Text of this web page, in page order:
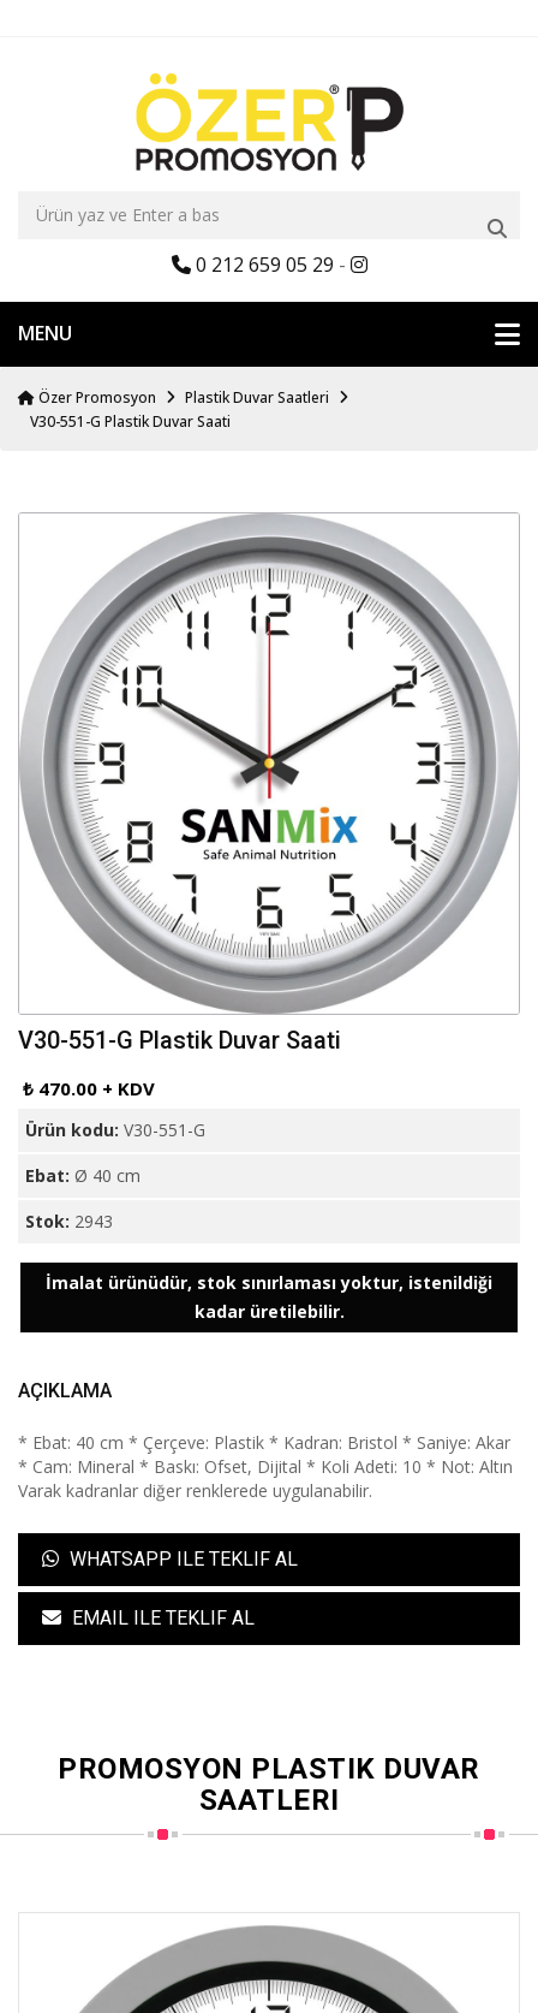
0 212 659 05 29 -
MENU
Özer Promosyon
Plastik Duvar Saatleri
V30-551-G Plastik Duvar Saati
V30-551-G Plastik Duvar Saati
₺ 470.00 + KDV
Ürün kodu: V30-551-G
Ebat: Ø 40 cm
Stok: 2943
İmalat ürünüdür, stok sınırlaması yoktur, istenildiği
kadar üretilebilir.
AÇIKLAMA
* Ebat: 40 cm * Çerçeve: Plastik * Kadran: Bristol * Saniye: Akar
* Cam: Mineral * Baskı: Ofset, Dijital * Koli Adeti: 10 * Not: Altın
Varak kadranlar diğer renklerede uygulanabilir.
WHATSAPP ILE TEKLIF AL
EMAIL ILE TEKLIF AL
PROMOSYON PLASTIK DUVAR
SAATLERI